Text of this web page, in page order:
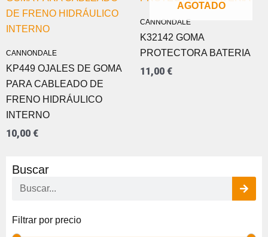
Buscar
Filtrar por precio
CANNONDALE
KP449 OJALES DE GOMA
PARA CABLEADO DE
FRENO HIDRÁULICO
INTERNO
10,00 €
AGOTADO
CANNONDALE
K32142 GOMA
PROTECTORA BATERIA
11,00 €